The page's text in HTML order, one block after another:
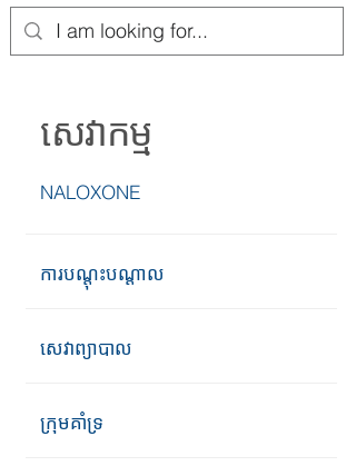
សេវាកម្ម
NALOXONE
ការបណ្តុះបណ្តាល
សេវាព្យាបាល
ក្រុមគាំទ្រ